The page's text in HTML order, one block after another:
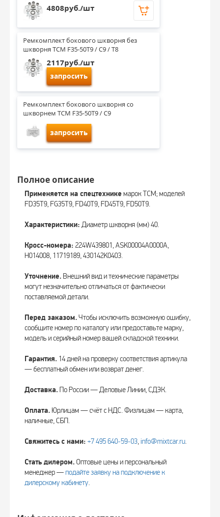
4808руб./шт
Ремкомплект бокового шкворня без
шкворня TCM F35-50T9 / C9 / T8
2117руб./шт
запросить
Ремкомплект бокового шкворня со
шкворнем TCM F35-50T9 / C9
запросить
Полное описание
Применяется на спецтехнике марок TCM; моделей
FD35T9, FG35T9, FD40T9, FD45T9, FD50T9.
Характеристики: Диаметр шкворня (мм) 40.
Кросс-номера: 224W439801, ASK00004A0000A,
H014008, 11719189, 430142K0403.
Уточнение.Внешний вид и технические параметры
могут незначительно отличаться от фактически
поставляемой детали.
Перед заказом.Чтобы исключить возможную ошибку,
сообщите номер по каталогу или предоставьте марку,
модель и серийный номер вашей складской техники.
Гарантия. 14 дней на проверку соответствия артикула
— бесплатный обмен или возврат денег.
Доставка.По России — Деловые Линии, СДЭК.
Оплата. Юрлицам — счёт с НДС. Физлицам — карта,
наличные, СБП.
Свяжитесь с нами: +7 495 640‑59‑03, info@mixtcar.ru.
Стать дилером.Оптовые цены и персональный
менеджер —подайте заявку на подключение к
дилерскому кабинету.